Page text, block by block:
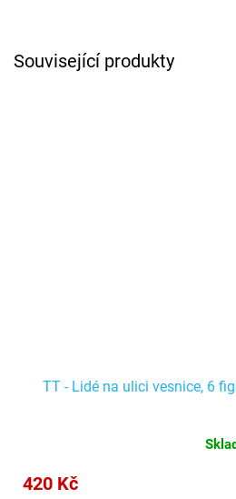
Související produkty
TT - Lidé na ulici vesnice, 6
420 Kč